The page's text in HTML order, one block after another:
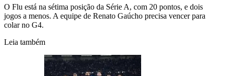
O Flu está na sétima posição da Série A, com 20 pontos, e dois
jogos a menos. A equipe de Renato Gaúcho precisa vencer para
colar no G4.
Leia também